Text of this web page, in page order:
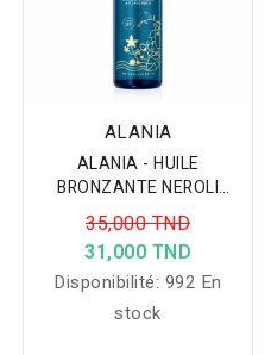
ALANIA
ALANIA - HUILE
BRONZANTE NEROLI
150ML
35,000 TND
31,000 TND
Disponibilité: 992 En
stock